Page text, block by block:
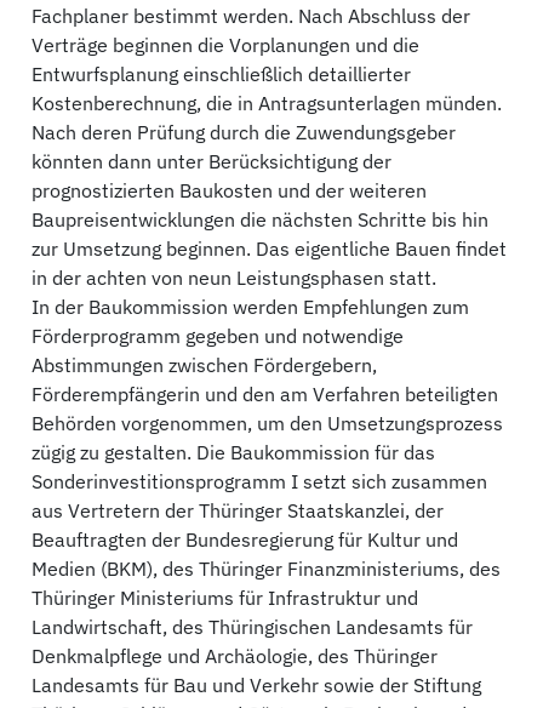
Fachplaner bestimmt werden. Nach Abschluss der
Verträge beginnen die Vorplanungen und die
Entwurfsplanung einschließlich detaillierter
Kostenberechnung, die in Antragsunterlagen münden.
Nach deren Prüfung durch die Zuwendungsgeber
könnten dann unter Berücksichtigung der
prognostizierten Baukosten und der weiteren
Baupreisentwicklungen die nächsten Schritte bis hin
zur Umsetzung beginnen. Das eigentliche Bauen findet
in der achten von neun Leistungsphasen statt.
In der Baukommission werden Empfehlungen zum
Förderprogramm gegeben und notwendige
Abstimmungen zwischen Fördergebern,
Förderempfängerin und den am Verfahren beteiligten
Behörden vorgenommen, um den Umsetzungsprozess
zügig zu gestalten. Die Baukommission für das
Sonderinvestitionsprogramm I setzt sich zusammen
aus Vertretern der Thüringer Staatskanzlei, der
Beauftragten der Bundesregierung für Kultur und
Medien (BKM), des Thüringer Finanzministeriums, des
Thüringer Ministeriums für Infrastruktur und
Landwirtschaft, des Thüringischen Landesamts für
Denkmalpflege und Archäologie, des Thüringer
Landesamts für Bau und Verkehr sowie der Stiftung